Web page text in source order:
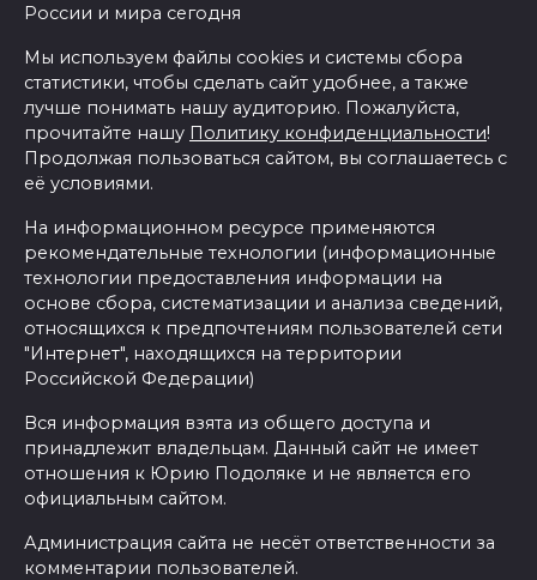
России и мира сегодня
Мы используем файлы cookies и системы сбора
статистики, чтобы сделать сайт удобнее, а также
лучше понимать нашу аудиторию. Пожалуйста,
прочитайте нашу Политику конфиденциальности!
Продолжая пользоваться сайтом, вы соглашаетесь с
её условиями.
На информационном ресурсе применяются
рекомендательные технологии (информационные
технологии предоставления информации на
основе сбора, систематизации и анализа сведений,
относящихся к предпочтениям пользователей сети
"Интернет", находящихся на территории
Российской Федерации)
Вся информация взята из общего доступа и
принадлежит владельцам. Данный сайт не имеет
отношения к Юрию Подоляке и не является его
официальным сайтом.
Администрация сайта не несёт ответственности за
комментарии пользователей.